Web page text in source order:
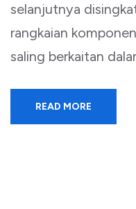
selanjutnya
rangkaian
saling berkaitan
READ MORE